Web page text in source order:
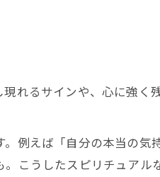
れるサインや、心に強く
例えば「自分の本当の気
こうしたスピリチュアル